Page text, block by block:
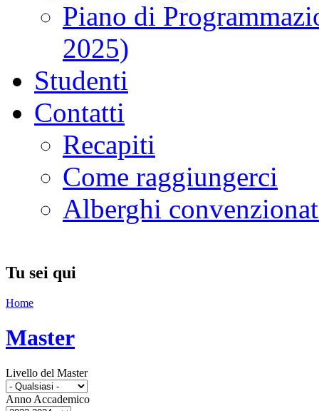
Piano di
2025)
Studenti
Contatti
Recapiti
Come raggiungerci
Alberghi
Tu sei qui
Home
Master
Livello del Master
Anno Accademico